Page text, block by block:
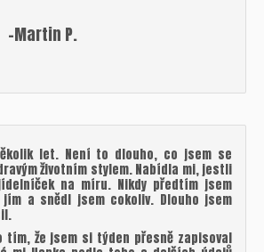
P.
let. Není to dlouho, co jsem se
životním stylem. Nabídla mi, jestli
na míru. Nikdy předtím jsem
a snědl jsem cokoliv. Dlouho jsem
tím, že jsem si týden přesně zapisoval